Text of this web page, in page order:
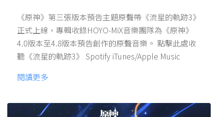
《原神》第三張版本預告主題原聲帶《流星的軌跡3》
正式上線，專輯收錄HOYO-MiX音樂團隊為《原神》
4.0版本至4.8版本預告創作的原聲音樂。 點擊此處收
聽《流星的軌跡3》 Spotify iTunes/Apple Music
閱讀更多